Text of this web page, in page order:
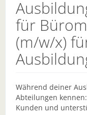
für
(m/w/x)
Während deiner
Abteilungen
Kunden und